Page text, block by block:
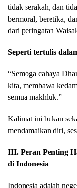
tidak serakah, dan
bermoral, beretika,
dari peringatan
Seperti tertulis
“Semoga cahaya
kita, membawa
semua makhluk.”
Kalimat ini bukan
mendamaikan diri,
III. Peran Penting
di Indonesia
Indonesia adalah